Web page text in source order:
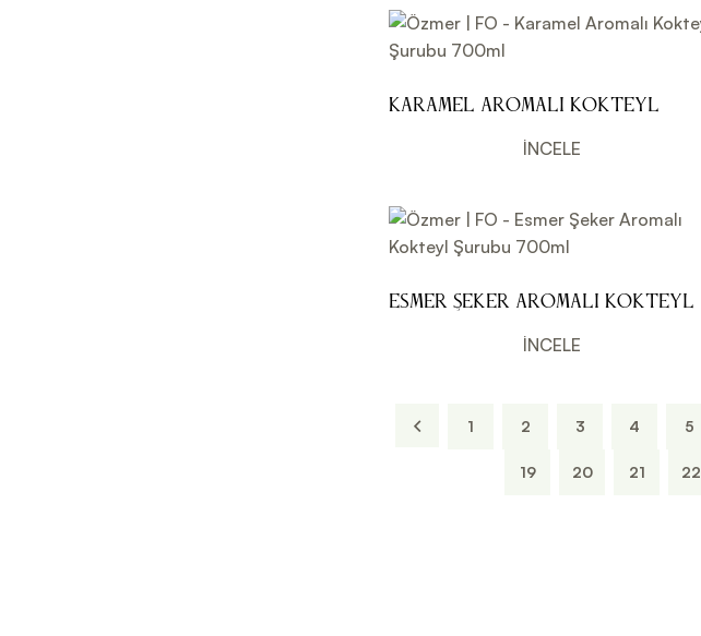
Karamel Aromalı Kokteyl
İNCELE
Esmer Şeker Aromalı Kokteyl
İNCELE
1 2 3 4 5
19 20 21 22